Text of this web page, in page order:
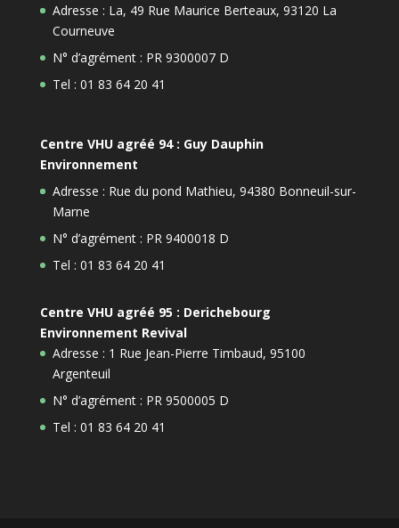
Adresse : La, 49 Rue Maurice Berteaux, 93120 La
Courneuve
N° d’agrément : PR 9300007 D
Tel : 01 83 64 20 41
Centre VHU agréé 94 : Guy Dauphin
Environnement
Adresse : Rue du pond Mathieu, 94380 Bonneuil-sur-
Marne
N° d’agrément : PR 9400018 D
Tel : 01 83 64 20 41
Centre VHU agréé 95 : Derichebourg
Environnement Revival
Adresse : 1 Rue Jean-Pierre Timbaud, 95100
Argenteuil
N° d’agrément : PR 9500005 D
Tel : 01 83 64 20 41